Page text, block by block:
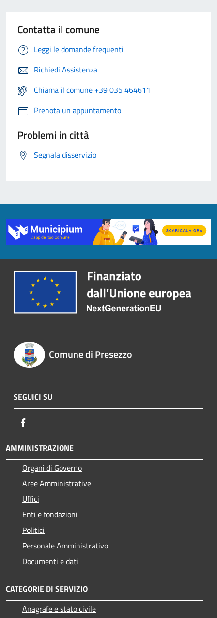
Contatta il comune
Leggi le domande frequenti
Richiedi Assistenza
Chiama il comune +39 035 464611
Prenota un appuntamento
Problemi in città
Segnala disservizio
Comune di Presezzo
SEGUICI SU
AMMINISTRAZIONE
Organi di Governo
Aree Amministrative
Uffici
Enti e fondazioni
Politici
Personale Amministrativo
Documenti e dati
CATEGORIE DI SERVIZIO
Anagrafe e stato civile